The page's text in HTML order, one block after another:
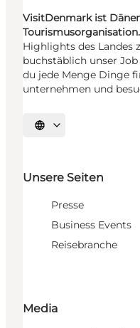
VisitDenmark ist
Tourismusorganisation.
Highlights des Landes
buchstäblich unser
du jede Menge Dinge
unternehmen und
Sprache auswählen
Unsere Seiten
Presse
Business Events
Reisebranche
Media